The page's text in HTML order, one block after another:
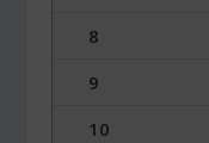
8
9
10